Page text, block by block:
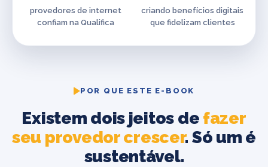
provedores de internet
confiam na Qualifica
criando benefícios digitais
que fidelizam clientes
POR QUE ESTE E-BOOK
Existem dois jeitos de fazer
seu provedor crescer. Só um é
sustentável.